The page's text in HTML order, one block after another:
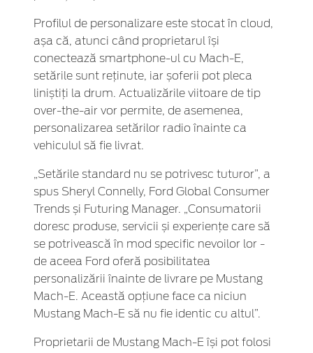
Profilul de personalizare este stocat în cloud,
așa că, atunci când proprietarul își
conectează smartphone-ul cu Mach-E,
setările sunt reținute, iar șoferii pot pleca
liniștiți la drum. Actualizările viitoare de tip
over-the-air vor permite, de asemenea,
personalizarea setărilor radio înainte ca
vehiculul să fie livrat.
„Setările standard nu se potrivesc tuturor”, a
spus Sheryl Connelly, Ford Global Consumer
Trends și Futuring Manager. „Consumatorii
doresc produse, servicii și experiențe care să
se potrivească în mod specific nevoilor lor -
de aceea Ford oferă posibilitatea
personalizării înainte de livrare pe Mustang
Mach-E. Această opțiune face ca niciun
Mustang Mach-E să nu fie identic cu altul”.
Proprietarii de Mustang Mach-E își pot folosi